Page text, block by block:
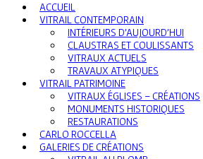
ACCUEIL
VITRAIL CONTEMPORAIN
INTÉRIEURS D’AUJOURD’HUI
CLAUSTRAS ET COULISSANTS
VITRAUX ACTUELS
TRAVAUX ATYPIQUES
VITRAIL PATRIMOINE
VITRAUX ÉGLISES – CRÉATIONS
MONUMENTS HISTORIQUES
RESTAURATIONS
CARLO ROCCELLA
GALERIES DE CRÉATIONS